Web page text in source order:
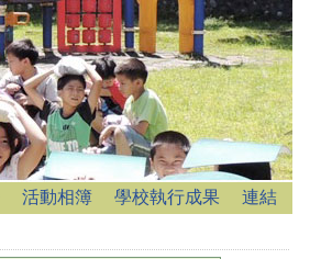
活動相簿 學校執行成果 連結